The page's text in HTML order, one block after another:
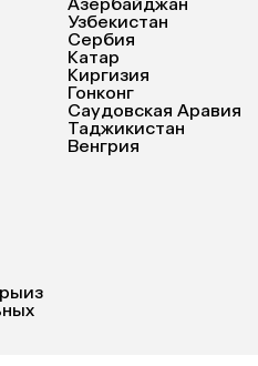
из
Узбекистан
Сербия
Катар
Киргизия
Гонконг
Саудовская Аравия
Таджикистан
Венгрия